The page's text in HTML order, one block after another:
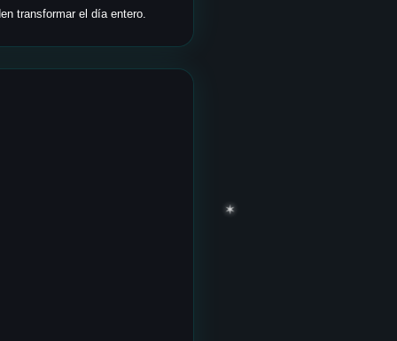
✶
transformar el día entero.